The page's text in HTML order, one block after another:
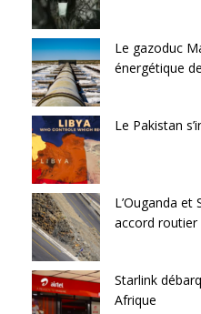
Le gazoduc
énergétique
Le Pakistan
L’Ouganda et
accord
Starlink
Afrique